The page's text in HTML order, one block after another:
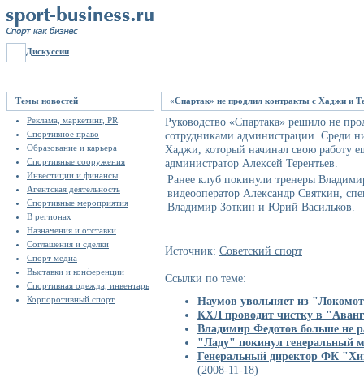
Дискуссии
Темы новостей
Реклама, маркетинг, PR
Спортивное право
Образование и карьера
Спортивные сооружения
Инвестиции и финансы
Агентская деятельность
Спортивные мероприятия
В регионах
Назначения и отставки
Соглашения и сделки
Спорт медиа
Выставки и конференции
Спортивная одежда, инвентарь
Корпоротивный спорт
«Спартак» не продлил контракты с Хаджи и
Руководство «Спартака» решило не
сотрудниками администрации. Среди
Хаджи, который начинал свою работу
администратор Алексей Терентьев.
Ранее клуб покинули тренеры
видеооператор Александр Святкин,
Владимир Зоткин и Юрий Васильков.
Источник: Советский спорт
Ссылки по теме:
Наумов увольняет из
КХЛ проводит чистку в
Владимир Федотов больше не
"Ладу" покинул генеральный
Генеральный директор ФК
(2008-11-18)